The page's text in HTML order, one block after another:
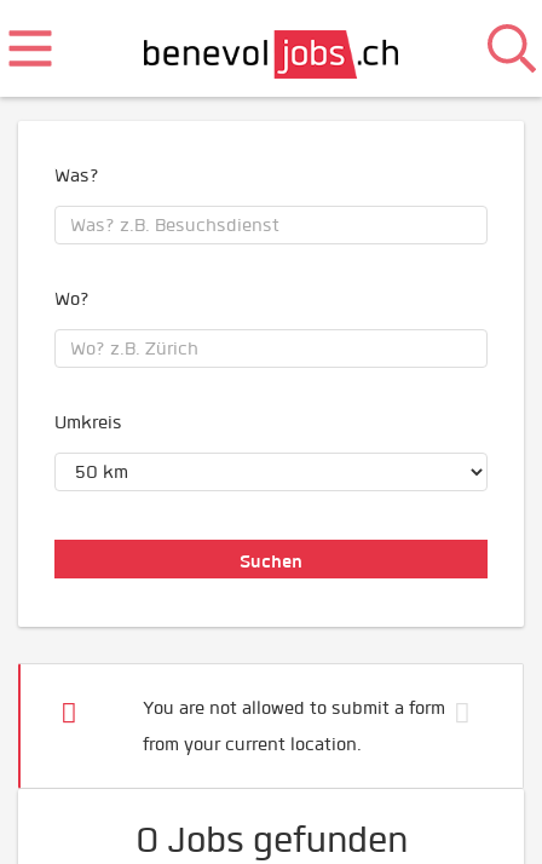
Was?
Wo?
Umkreis
You are not allowed to submit a form
from your current location.
0 Jobs gefunden